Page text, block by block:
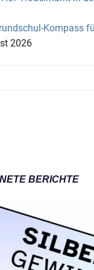
Kompass
2026
BERICHTE